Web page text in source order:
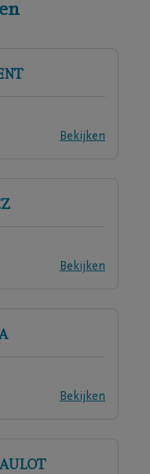
Bekijken
Bekijken
Bekijken